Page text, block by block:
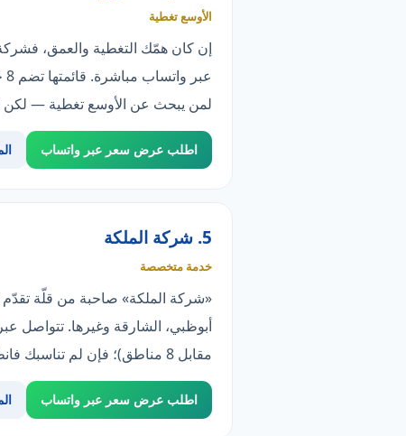
الأوسع تغطية
لمن يبحث عن الأوسع تغطية — لكن قائمة خدماتها أضيق (8 مقابل 100)، وهو ما يعني
اطلب عرض سعر عبر واتساب
5. شركة الملكة
خدمة متخصصة
مقابل 8 مناطق)؛ فإن لم تناسبك فانظر «روضة المنارة».
اطلب عرض سعر عبر واتساب